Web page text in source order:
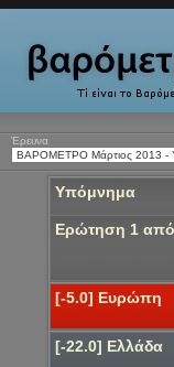
Έρευνα
Υπόμνημα
Ερώτηση 1
[-5.0] Ευρώπη
[-22.0] Ελλάδα